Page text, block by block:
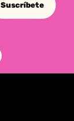
Suscríbete